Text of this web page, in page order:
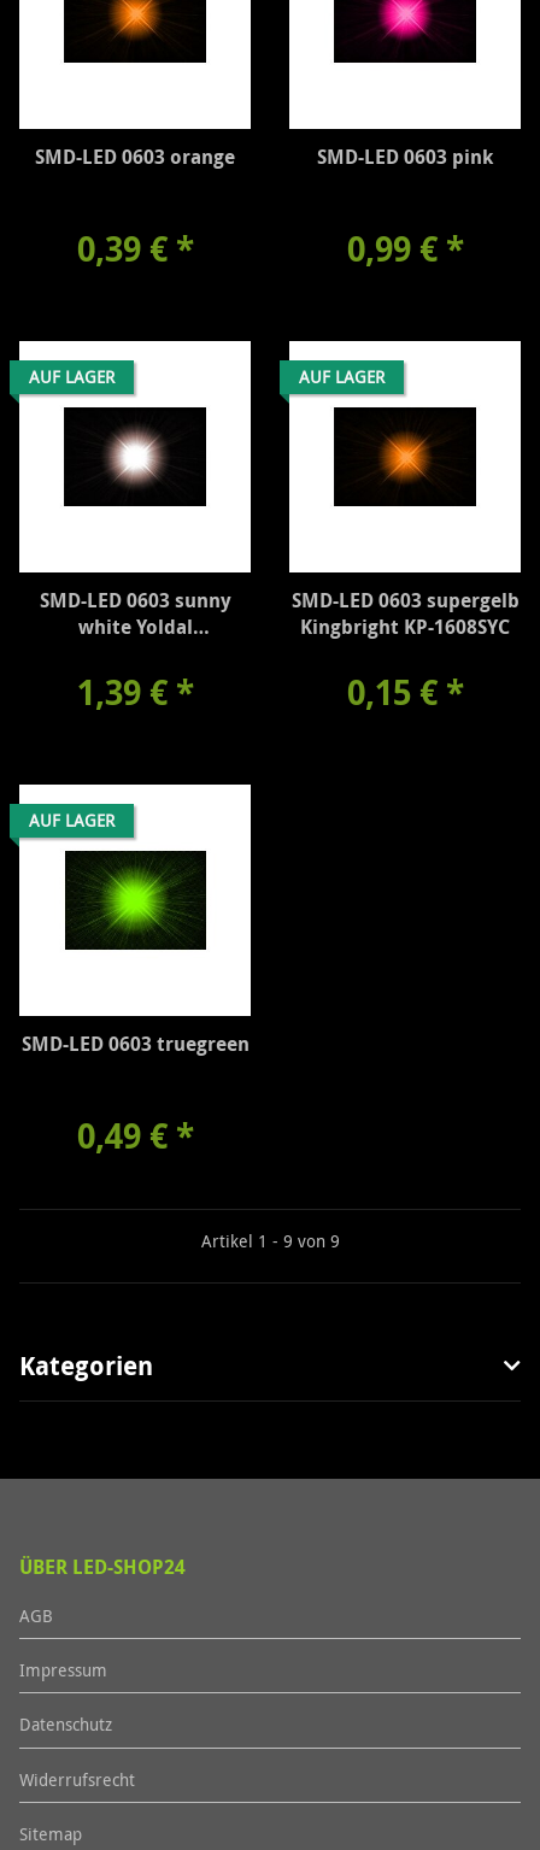
SMD-LED 0603 orange
0,39 € *
SMD-LED 0603 pink
0,99 € *
AUF LAGER
SMD-LED 0603 sunny
white Yoldal
1,39 € *
AUF LAGER
SMD-LED 0603 supergelb
Kingbright KP-1608SYC
0,15 € *
AUF LAGER
SMD-LED 0603 truegreen
0,49 € *
Artikel 1 - 9 von 9
Kategorien
ÜBER LED-SHOP24
AGB
Impressum
Datenschutz
Widerrufsrecht
Sitemap